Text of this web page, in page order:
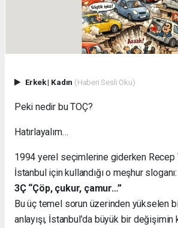
Erkek| Kadın (Haberi Sesli Oku)
Peki nedir bu TOÇ?
Hatırlayalım…
1994 yerel seçimlerine giderken Recep
İstanbul için kullandığı o meşhur sloganı:
3Ç “Çöp, çukur, çamur…”
Bu üç temel sorun üzerinden yükselen
anlayışı, İstanbul’da büyük bir değişimin